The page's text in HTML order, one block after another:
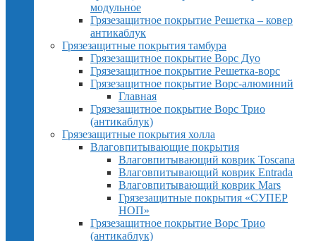
модульное
Грязезащитное покрытие Решетка – ковер
антикаблук
Грязезащитные покрытия тамбура
Грязезащитное покрытие Ворс Дуо
Грязезащитное покрытие Решетка-ворс
Грязезащитное покрытие Ворс-алюминий
Главная
Грязезащитное покрытие Ворс Трио
(антикаблук)
Грязезащитные покрытия холла
Влаговпитывающие покрытия
Влаговпитывающий коврик Toscana
Влаговпитывающий коврик Entrada
Влаговпитывающий коврик Mars
Грязезащитные покрытия «СУПЕР
НОП»
Грязезащитное покрытие Ворс Трио
(антикаблук)